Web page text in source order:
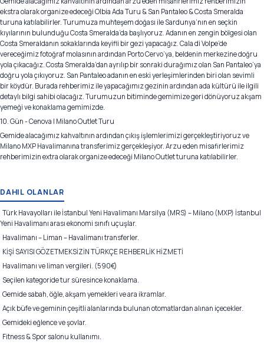
ekstra olarak organize edeceği Olbia Ada Turu & San Pantaleo & Costa Smeralda
turuna katılabilirler. Turumuza muhteşem doğası ile Sardunya’nın en seçkin
kıyılarının bulunduğu Costa Smeralda’da başlıyoruz. Adanın en zengin bölgesi olan
Costa Smeraldanın sokaklarında keyifli bir gezi yapacağız. Cala di Volpe’de
vereceğimiz fotoğraf molasının ardından Porto Cervo’ya, beldenin merkezine doğru
yola çıkacağız. Costa Smeralda’dan ayrılıp bir sonraki durağımız olan San Pantaleo’ya
doğru yola çıkıyoruz. San Pantaleo adanın en eski yerleşimlerinden biri olan sevimli
bir köydür. Burada rehberimiz ile yapacağımız gezinin ardından ada kültürü ile ilgili
detaylı bilgi sahibi olacağız. Turumuzun bitiminde gemimize geri dönüyoruz akşam
yemeği ve konaklama gemimizde.
10. Gün - Cenova | Milano Outlet Turu
Gemide alacağımız kahvaltının ardından çıkış işlemlerimizi gerçekleştiriyoruz ve
Milano MXP Havalimanına transferimiz gerçekleşiyor. Arzu eden misafirlerimiz
rehberimizin extra olarak organize edeceği Milano Outlet turuna katılabilirler.
DAHIL OLANLAR
Türk Havayolları ile İstanbul Yeni Havalimanı Marsilya (MRS) – Milano (MXP) İstanbul
Yeni Havalimanı arası ekonomi sınıfı uçuşlar.
Havalimanı – Liman – Havalimanı transferler.
KİŞİ SAYISI GÖZETMEKSİZİN TÜRKÇE REHBERLİK HİZMETİ
Havalimanı ve liman vergileri. (590€)
Seçilen kategoride tur süresince konaklama.
Gemide sabah, öğle, akşam yemekleri ve ara ikramlar.
Açık büfe ve geminin çeşitli alanlarında bulunan otomatlardan alınan içecekler.
Gemideki eğlence ve şovlar.
Fitness & Spor salonu kullanımı.